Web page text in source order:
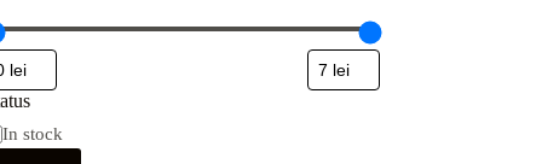
In stock